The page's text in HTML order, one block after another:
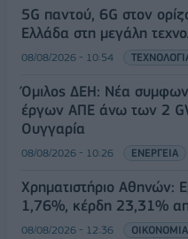
5G παντού, 6G στον
Ελλάδα στη μεγάλη
08/08/2026 - 10:54
Όμιλος ΔΕΗ: Νέα
έργων ΑΠΕ άνω των 2
Ουγγαρία
08/08/2026 - 10:26 ΕΝΕΡΓΕΙΑ
Χρηματιστήριο Αθηνών:
1,76%, κέρδη 23,31%
08/08/2026 - 12:36 ΟΙΚΟΝΟΜΙΑ